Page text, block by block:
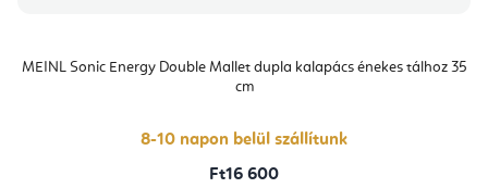
MEINL Sonic Energy Double Mallet dupla kalapács énekes tálhoz 35
cm
8-10 napon belül szállítunk
Ft16 600